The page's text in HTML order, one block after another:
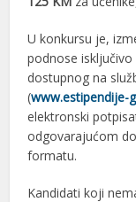
U konkursu je,
podnose
dostupnog na
(www.estipendije-
elektronski
odgovarajućom
formatu.
Kandidati koji